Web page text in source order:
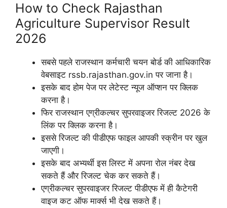
How to Check Rajasthan
Agriculture Supervisor Result
2026
सबसे पहले राजस्थान कर्मचारी चयन बोर्ड की आधिकारिक
वेबसाइट rssb.rajasthan.gov.in पर जाना है।
इसके बाद होम पेज पर लेटेस्ट न्यूज ऑप्शन पर क्लिक
करना है।
फिर राजस्थान एग्रीकल्चर सुपरवाइजर रिजल्ट 2026 के
लिंक पर क्लिक करना है।
इससे रिजल्ट की पीडीएफ फाइल आपकी स्क्रीन पर खुल
जाएगी।
इसके बाद अभ्यर्थी इस लिस्ट में अपना रोल नंबर देख
सकते हैं और रिजल्ट चेक कर सकते हैं।
एग्रीकल्चर सुपरवाइजर रिजल्ट पीडीएफ में ही कैटेगरी
वाइज कट ऑफ मार्क्स भी देख सकते हैं।